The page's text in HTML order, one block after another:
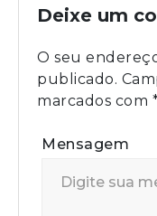
Deixe um
O seu
publicado.
marcados com
Mensagem